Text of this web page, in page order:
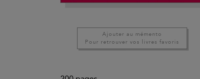
Ajouter au mémento
Pour retrouver vos livres favoris